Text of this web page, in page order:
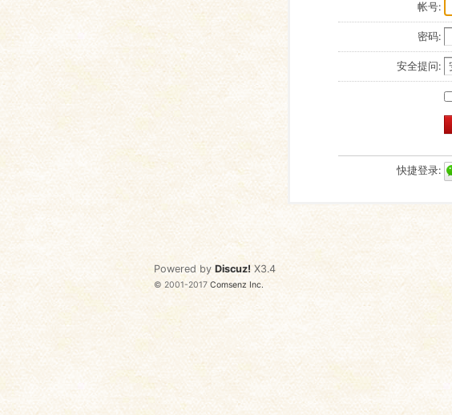
帐号:
密码:
安全提问:
快捷登录:
Powered by Discuz! X3.4
© 2001-2017Comsenz Inc.